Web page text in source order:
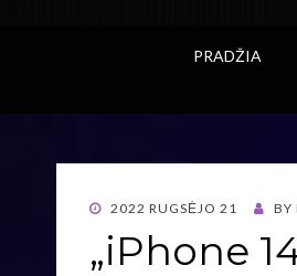
PRADŽIA
POSTED
ON
2022 RUGSĖJO 21 BY
„iPhone